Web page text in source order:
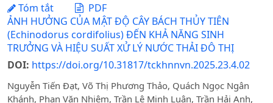
Tóm tắt
PDF
ẢNH HƯỞNG CỦA MẬT ĐỘ CÂY BÁCH THỦY TIÊN
(Echinodorus cordifolius) ĐẾN KHẢ NĂNG SINH
TRƯỞNG VÀ HIỆU SUẤT XỬ LÝ NƯỚC THẢI ĐÔ THỊ
DOI: https://doi.org/10.31817/tckhnnvn.2025.23.4.02
Nguyễn Tiến Đạt, Võ Thị Phương Thảo, Quách Ngọc Ngân
Khánh, Phan Văn Nhiệm, Trần Lê Minh Luân, Trần Hải Anh,